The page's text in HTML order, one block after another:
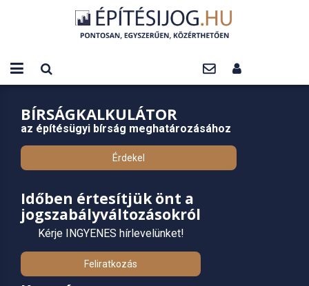
BÍRSÁGKALKULÁTOR
az építésügyi bírság meghatározásához
Érdekel
Időben értesítjük önt a
jogszabályváltozásokról
Kérje INGYENES hírlevelünket!
Feliratkozás